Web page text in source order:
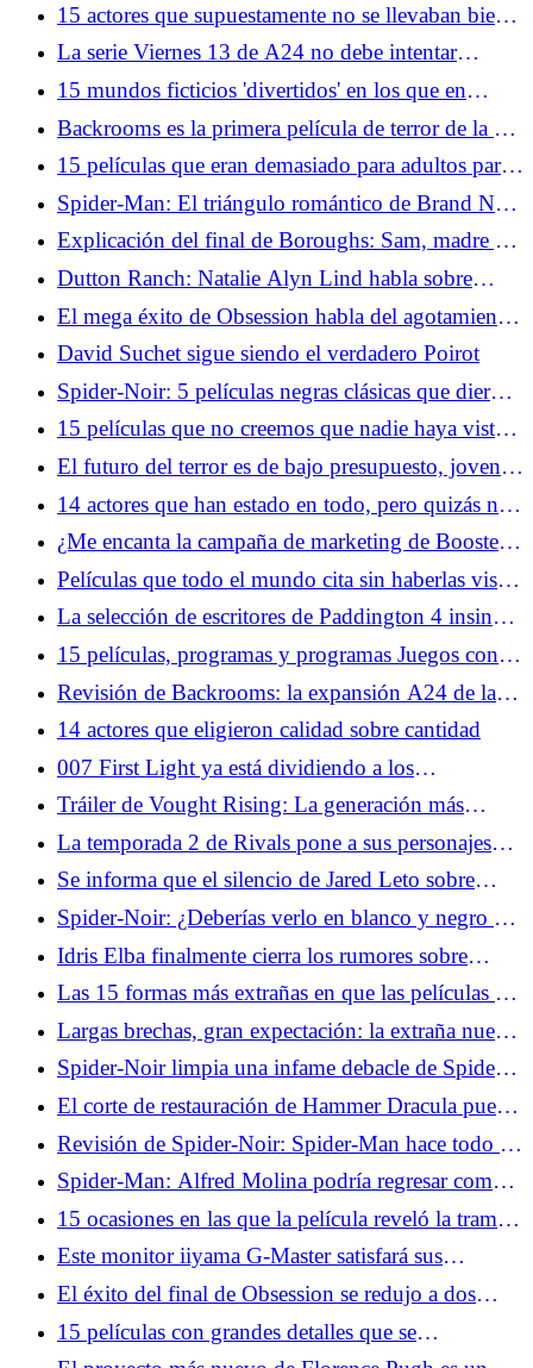
15 actores que supuestamente no se llevaban bien
en el set
La serie Viernes 13 de A24 no debe intentar
arreglar la línea de tiempo
15 mundos ficticios 'divertidos' en los que en
realidad no quieres vivir
Backrooms es la primera película de terror de la era
de la IA
15 películas que eran demasiado para adultos para
promocionarse entre niños
Spider-Man: El triángulo romántico de Brand New
Day puede arreglar una historia cómica odiada
Explicación del final de Boroughs: Sam, madre y
ese momento final
Dutton Ranch: Natalie Alyn Lind habla sobre
cómo convertirse en vaquero... y cómo ser el
payaso
El mega éxito de Obsession habla del agotamiento
de la cultura en línea de la 'epidemia masculina
solitaria'
David Suchet sigue siendo el verdadero Poirot
Spider-Noir: 5 películas negras clásicas que dieron
forma a la aventura de Spider-Man
15 películas que no creemos que nadie haya visto
en su totalidad
El futuro del terror es de bajo presupuesto, joven y
muy online
14 actores que han estado en todo, pero quizás no
los reconozcas
¿Me encanta la campaña de marketing de Boosters?
Boots Riley te tuitea
Películas que todo el mundo cita sin haberlas visto
realmente
La selección de escritores de Paddington 4 insinúa
una sátira política del oso más famoso de Inglaterra
15 películas, programas y programas Juegos con
excesivo estudio de historia adicional requerido
Revisión de Backrooms: la expansión A24 de la
serie de YouTube da vueltas en círculos
14 actores que eligieron calidad sobre cantidad
007 First Light ya está dividiendo a los
jugadores... y eso está bien
Tráiler de Vought Rising: La generación más
grande recibe el tratamiento de los chicos
La temporada 2 de Rivals pone a sus personajes
femeninos al frente y al centro
Se informa que el silencio de Jared Leto sobre
Masters of the Universe no es una coincidencia
Spider-Noir: ¿Deberías verlo en blanco y negro o
en color?
Idris Elba finalmente cierra los rumores sobre
James Bond
Las 15 formas más extrañas en que las películas de
la década de 2000 intentaron parecer "geniales"
Largas brechas, gran expectación: la extraña nueva
matemática de la estrategia de lanzamiento
televisivo
Spider-Noir limpia una infame debacle de Spider-
Man
El corte de restauración de Hammer Dracula puede
establecer a Christopher Lee como el vampiro más
aterrador
Revisión de Spider-Noir: Spider-Man hace todo lo
que Bogie puede
Spider-Man: Alfred Molina podría regresar como
Doctor Octopus, pero realmente no debería
15 ocasiones en las que la película reveló la trama
demasiado pronto
Este monitor iiyama G-Master satisfará sus
necesidades de juego
El éxito del final de Obsession se redujo a dos
tomas de último minuto
15 películas con grandes detalles que se
equivocaron hilarantemente